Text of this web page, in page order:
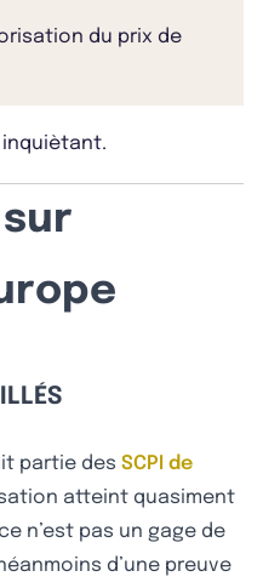
du prix de
inquiètant.
partie des SCPI de
atteint quasiment
n’est pas un gage de
d’une preuve